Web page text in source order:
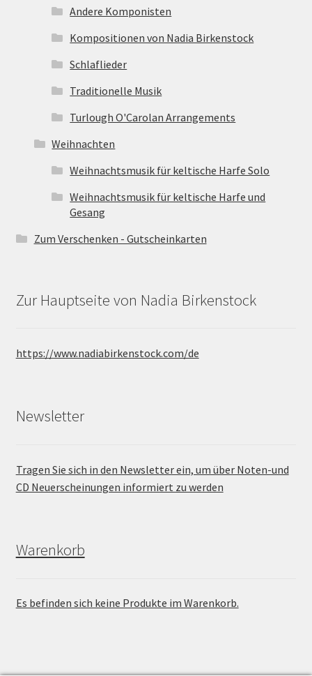
Andere Komponisten
Kompositionen von Nadia Birkenstock
Schlaflieder
Traditionelle Musik
Turlough O'Carolan Arrangements
Weihnachten
Weihnachtsmusik für keltische Harfe Solo
Weihnachtsmusik für keltische Harfe und
Gesang
Zum Verschenken - Gutscheinkarten
Zur Hauptseite von Nadia Birkenstock
https://www.nadiabirkenstock.com/de
Newsletter
Tragen Sie sich in den Newsletter ein, um über Noten-und
CD Neuerscheinungen informiert zu werden
Warenkorb
Es befinden sich keine Produkte im Warenkorb.